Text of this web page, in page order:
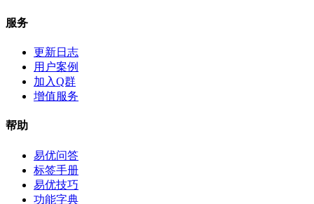
服务
更新日志
用户案例
加入Q群
增值服务
帮助
易优问答
标签手册
易优技巧
功能字典